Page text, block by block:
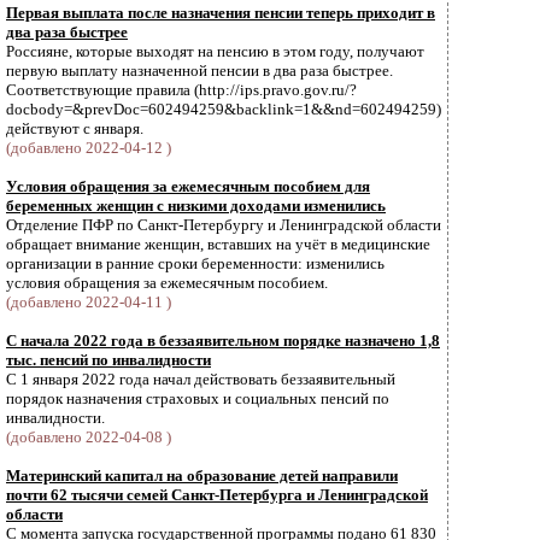
Первая выплата после назначения пенсии теперь приходит в
два раза быстрее
Россияне, которые выходят на пенсию в этом году, получают
первую выплату назначенной пенсии в два раза быстрее.
Соответствующие правила (http://ips.pravo.gov.ru/?
docbody=&prevDoc=602494259&backlink=1&&nd=602494259)
действуют с января.
(добавлено 2022-04-12 )
Условия обращения за ежемесячным пособием для
беременных женщин с низкими доходами изменились
Отделение ПФР по Санкт-Петербургу и Ленинградской области
обращает внимание женщин, вставших на учёт в медицинские
организации в ранние сроки беременности: изменились
условия обращения за ежемесячным пособием.
(добавлено 2022-04-11 )
С начала 2022 года в беззаявительном порядке назначено 1,8
тыс. пенсий по инвалидности
С 1 января 2022 года начал действовать беззаявительный
порядок назначения страховых и социальных пенсий по
инвалидности.
(добавлено 2022-04-08 )
Материнский капитал на образование детей направили
почти 62 тысячи семей Санкт-Петербурга и Ленинградской
области
С момента запуска государственной программы подано 61 830